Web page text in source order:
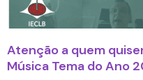
Atenção a quem
Música Tema do Ano